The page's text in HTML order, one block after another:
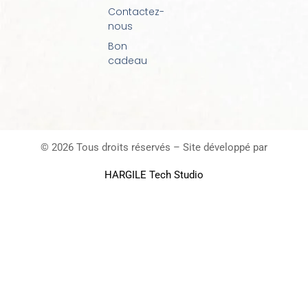
Contactez-
nous
Bon
cadeau
© 2026 Tous droits réservés – Site développé par
HARGILE Tech Studio